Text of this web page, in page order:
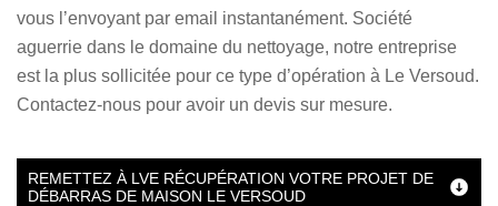
vous l’envoyant par email instantanément. Société
aguerrie dans le domaine du nettoyage, notre entreprise
est la plus sollicitée pour ce type d’opération à Le Versoud.
Contactez-nous pour avoir un devis sur mesure.
REMETTEZ À LVE RÉCUPÉRATION VOTRE PROJET DE
DÉBARRAS DE MAISON LE VERSOUD